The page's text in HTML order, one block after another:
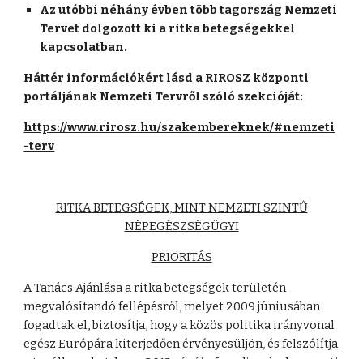
Az utóbbi néhány évben több tagország Nemzeti
Tervet dolgozott ki a ritka betegségekkel
kapcsolatban.
Háttér információkért lásd a RIROSZ központi
portáljának Nemzeti Tervről szóló szekcióját:
https://www.rirosz.hu/szakembereknek/#nemzeti
-terv
RITKA BETEGSÉGEK, MINT NEMZETI SZINTŰ
NÉPEGÉSZSÉGÜGYI
PRIORITÁS
A Tanács Ajánlása a ritka betegségek területén
megvalósítandó fellépésről, melyet 2009 júniusában
fogadtak el, biztosítja, hogy a közös politika irányvonal
egész Európára kiterjedően érvényesüljön, és felszólítja